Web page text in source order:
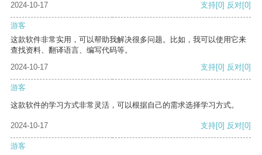
2024-10-17 支持[0] 反对[0]
游客
这款软件非常实用，可以帮助我解决很多问题。比如，我可以使用它来
查找资料、翻译语言、编写代码等。
2024-10-17
支持[0] 反对[0]
游客
这款软件的学习方式非常灵活，可以根据自己的需求选择学习方式。
2024-10-17 支持[0] 反对[0]
游客